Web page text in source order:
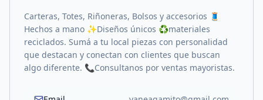
Carteras, Totes, Riñoneras, Bolsos y accesorios 🧵
Hechos a mano ✨Diseños únicos ♻️materiales
reciclados. Sumá a tu local piezas con personalidad
que destacan y conectan con clientes que buscan
algo diferente. 📞Consultanos por ventas mayoristas.